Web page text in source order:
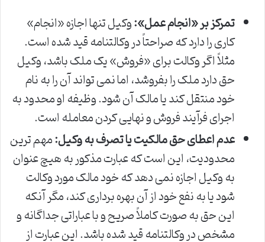
تمرکز بر «انجام عمل»:وکیل تنها اجازه «انجام»
کاری را دارد که صراحتاً در وکالتنامه قید شده است.
مثلاً اگر وکالت برای «فروش» یک ملک باشد، وکیل
حق دارد ملک را بفروشد، اما نمی تواند آن را به نام
خود منتقل کند یا مالک آن شود. وظیفه او محدود به
اجرای فرآیند فروش و نهایی کردن معامله است.
عدم اعطای حق مالکیت یا تصرف به وکیل:مهم ترین
محدودیت، این است که عبارت مذکور به هیچ عنوان
به وکیل اجازه نمی دهد که خود مالک مورد وکالت
شود یا به نفع خود از آن بهره برداری کند، مگر آنکه
این حق به صورت کاملاً صریح و با عباراتی جداگانه و
مشخص در وکالتنامه قید شده باشد. این عبارت از